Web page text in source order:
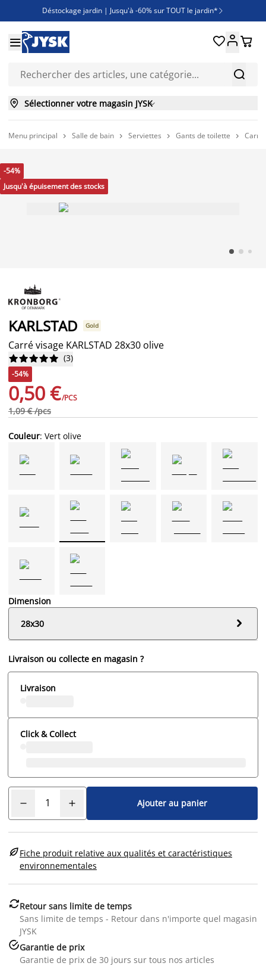
Déstockage jardin | Jusqu'à -60% sur TOUT le jardin* 
Jusqu'à -50% sur une sélection literie
Découvrez les nouveautés de la collection


 
 Sélectionner votre magasin JYSK
Menu principal  Salle de bain  Serviettes  Gants de toilette  Carré
-54%
Jusqu'à épuisement des stocks
KARLSTAD Gold
Carré visage KARLSTAD 28x30 olive





 (3)
-54%
0,50 €/PCS
1,09 € /pcs
Couleur: Vert olive
Dimension
28x30

Livraison ou collecte en magasin ?
Livraison
Click & Collect
Ajouter au panier
Fiche produit relative aux qualités et caractéristiques
environnementales
Retour sans limite de temps
Sans limite de temps - Retour dans n'importe quel magasin
JYSK
Garantie de prix
Garantie de prix de 30 jours sur tous nos articles